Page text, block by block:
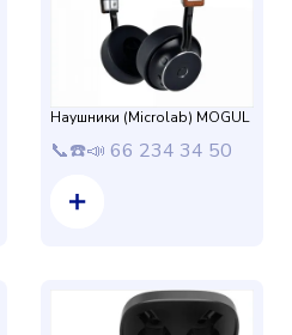
Наушники (Microlab) MOGUL
📞☎️📣 66 234 34 50